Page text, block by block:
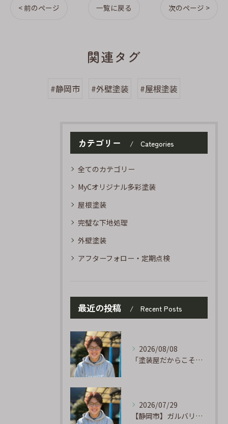
< 前のページ 一覧に戻る 次のページ >
関連タグ
#静岡市 #外壁塗装 #屋根塗装
カテゴリー Categories
全てのカテゴリー
MyCオリジナル多彩塗装
屋根塗装
完璧な下地処理
外壁塗装
アフターフォロー・定期点検
最近の投稿 Recent Posts
2026/08/08
「塗装屋だからこそ分かる防水の話」〜下地処理が寿命を決める〜
2026/07/29
【静岡市】ガルバリウム外壁のサビ補修｜タッチアップ塗装の手順を職人が解説